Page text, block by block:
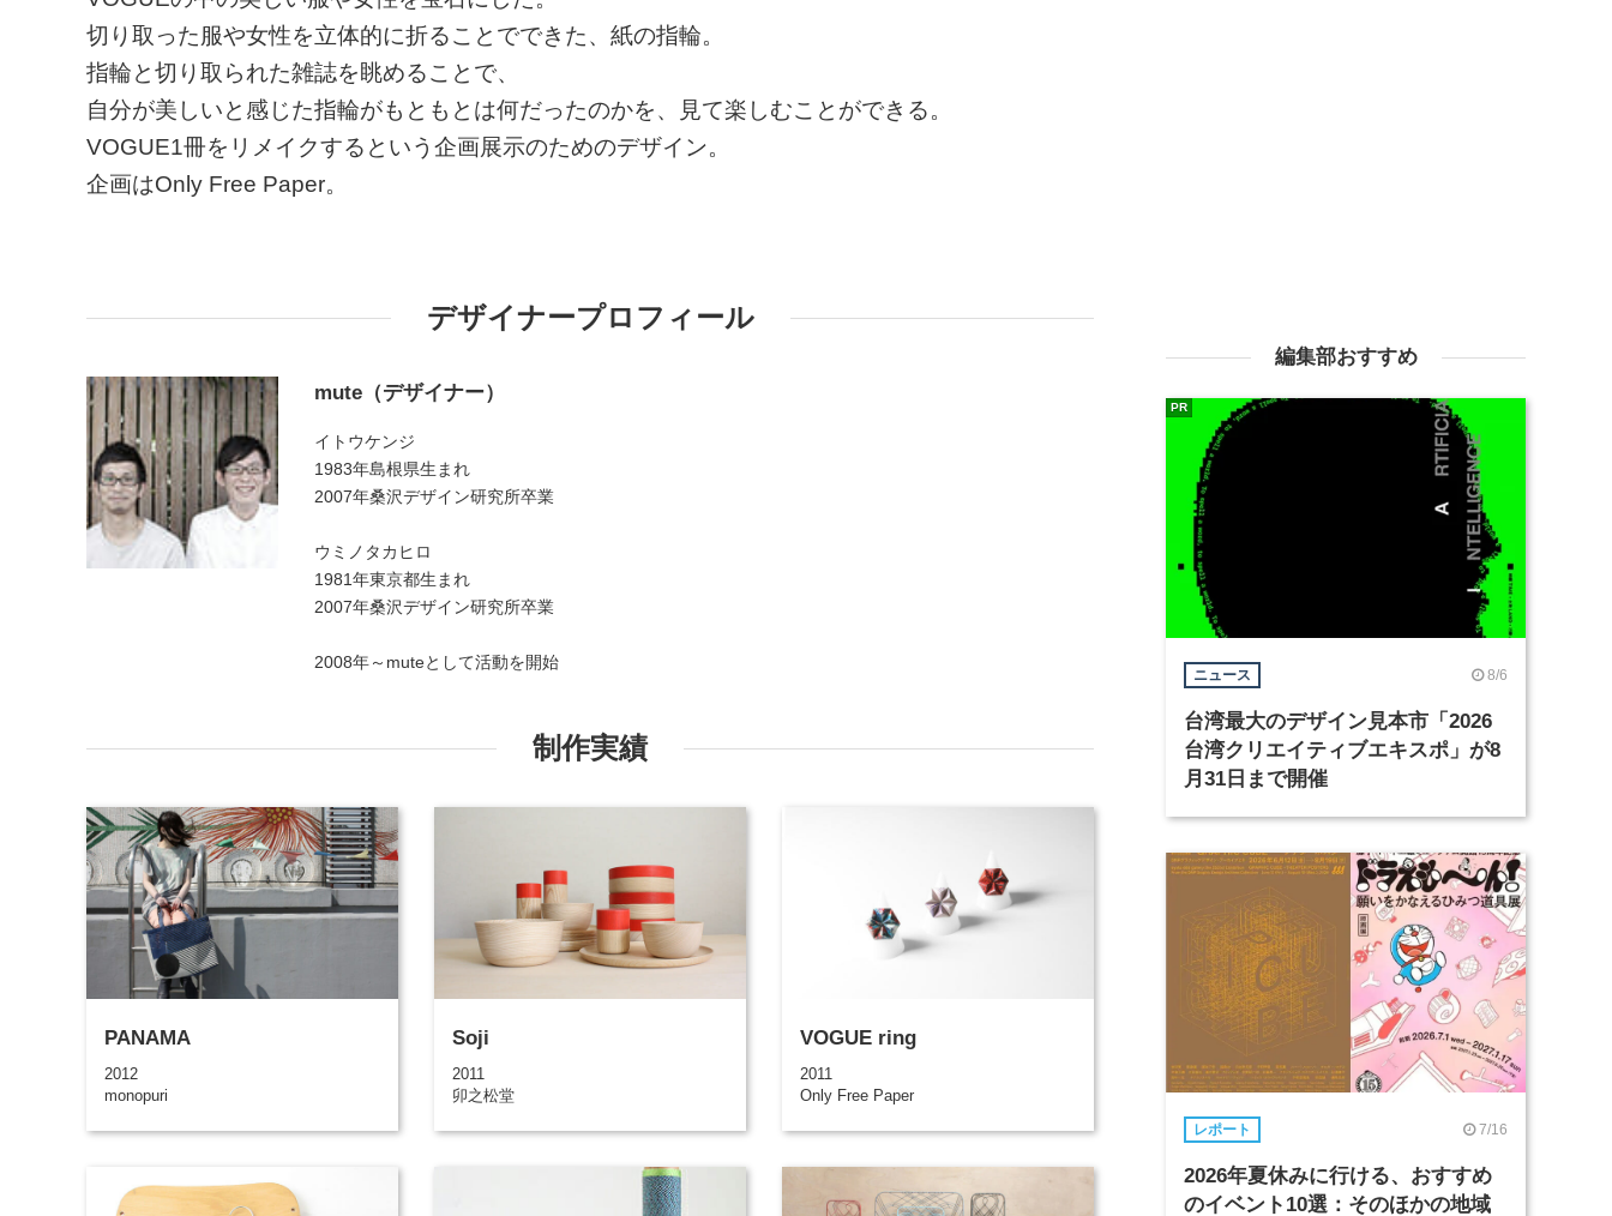
切り取った服や女性を立体的に折ることでできた、紙の指輪。
指輪と切り取られた雑誌を眺めることで、
自分が美しいと感じた指輪がもともとは何だったのかを、見て楽しむことができる。
VOGUE1冊をリメイクするという企画展示のためのデザイン。
企画はOnly Free Paper。
デザイナープロフィール
mute（デザイナー）
イトウケンジ
1983年島根県生まれ
2007年桑沢デザイン研究所卒業
ウミノタカヒロ
1981年東京都生まれ
2007年桑沢デザイン研究所卒業
2008年～muteとして活動を開始
制作実績
PANAMA
2012
monopuri
Soji
2011
卯之松堂
VOGUE ring
2011
Only Free Paper
編集部おすすめ
ニュース 8/6
台湾最大のデザイン見本市「2026
台湾クリエイティブエキスポ」が8
月31日まで開催
PR
レポート 7/16
2026年夏休みに行ける、おすすめ
のイベント10選：そのほかの地域